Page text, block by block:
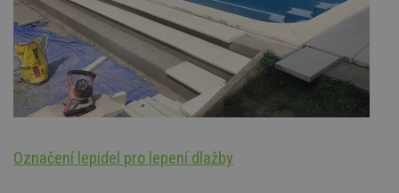
Označení lepidel pro lepení dlažby